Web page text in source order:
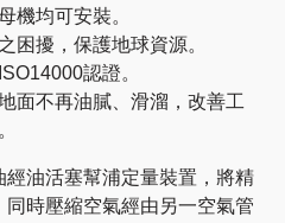
機均可安裝。
困擾，保護地球資源。
認證。
面不再油膩、滑溜，改善工
油活塞幫浦定量裝置，將精
時壓縮空氣經由另一空氣管